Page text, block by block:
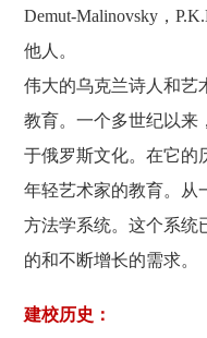
Demut-Malinovsky，
他人。
伟大的乌克兰诗人和艺
教育。一个多世纪以来
于俄罗斯文化。在它的
年轻艺术家的教育。从
方法学系统。这个系统
的和不断增长的需求。
建校历史：